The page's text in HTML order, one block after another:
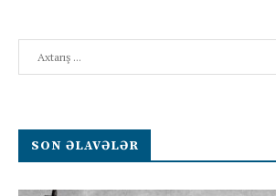
SON ƏLAVƏLƏR